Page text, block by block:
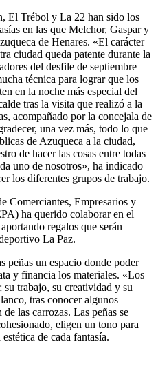
El Trébol y La 22 han sido los
en las que Melchor, Gaspar y
de Henares. «El carácter
ciudad queda patente durante la
del desfile de septiembre
técnica para lograr que los
en la noche más especial del
tras la visita que realizó a la
acompañado por la concejala de
una vez más, todo lo que
de Azuqueca a la ciudad,
de hacer las cosas entre todas
uno de nosotros», ha indicado
los diferentes grupos de trabajo.
Comerciantes, Empresarios y
ha querido colaborar en el
regalos que serán
La Paz.
peñas un espacio donde poder
y financia los materiales. «Los
su trabajo, su creatividad y su
tras conocer algunos
las carrozas. Las peñas se
eligen un tono para
de cada fantasía.